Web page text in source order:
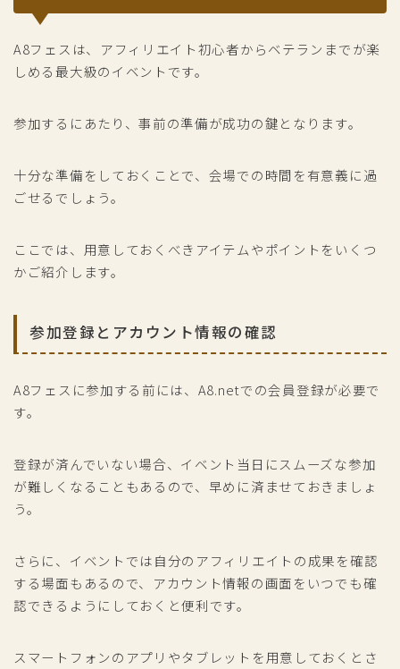
A8フェスは、アフィリエイト初心者からベテランまでが楽
しめる最大級のイベントです。
参加するにあたり、事前の準備が成功の鍵となります。
十分な準備をしておくことで、会場での時間を有意義に過
ごせるでしょう。
ここでは、用意しておくべきアイテムやポイントをいくつ
かご紹介します。
参加登録とアカウント情報の確認
A8フェスに参加する前には、A8.netでの会員登録が必要で
す。
登録が済んでいない場合、イベント当日にスムーズな参加
が難しくなることもあるので、早めに済ませておきましょ
う。
さらに、イベントでは自分のアフィリエイトの成果を確認
する場面もあるので、アカウント情報の画面をいつでも確
認できるようにしておくと便利です。
スマートフォンのアプリやタブレットを用意しておくとさ